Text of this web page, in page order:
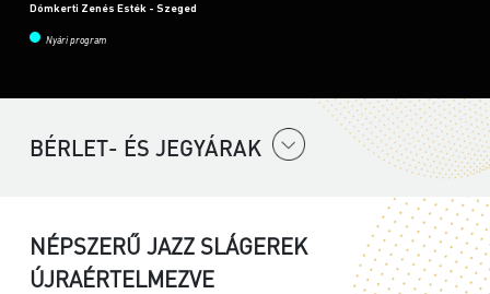
Dómkerti Zenés Esték - Szeged
Nyári program
BÉRLET- ÉS JEGYÁRAK
NÉPSZERŰ JAZZ SLÁGEREK
ÚJRAÉRTELMEZVE